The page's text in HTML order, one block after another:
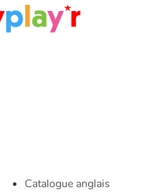
Catalogue anglais